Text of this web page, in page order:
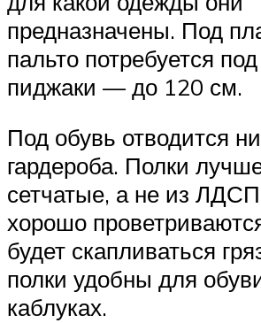
предназначены. Под
пальто потребуется
пиджаки — до 120 см.
Под обувь отводится
гардероба. Полки
сетчатые, а не из
хорошо
будет скапливаться
полки удобны для
каблуках.